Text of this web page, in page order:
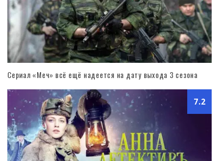
Сериал «Меч» всё ещё надеется на дату выхода 3 сезона
7.2